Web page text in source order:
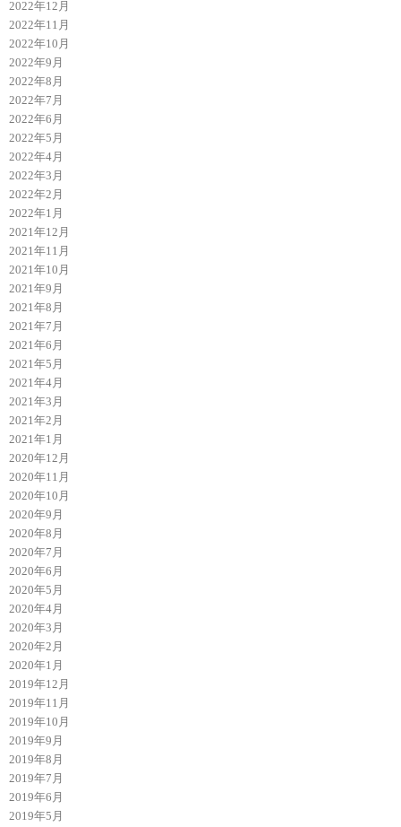
2022年12月
2022年11月
2022年10月
2022年9月
2022年8月
2022年7月
2022年6月
2022年5月
2022年4月
2022年3月
2022年2月
2022年1月
2021年12月
2021年11月
2021年10月
2021年9月
2021年8月
2021年7月
2021年6月
2021年5月
2021年4月
2021年3月
2021年2月
2021年1月
2020年12月
2020年11月
2020年10月
2020年9月
2020年8月
2020年7月
2020年6月
2020年5月
2020年4月
2020年3月
2020年2月
2020年1月
2019年12月
2019年11月
2019年10月
2019年9月
2019年8月
2019年7月
2019年6月
2019年5月